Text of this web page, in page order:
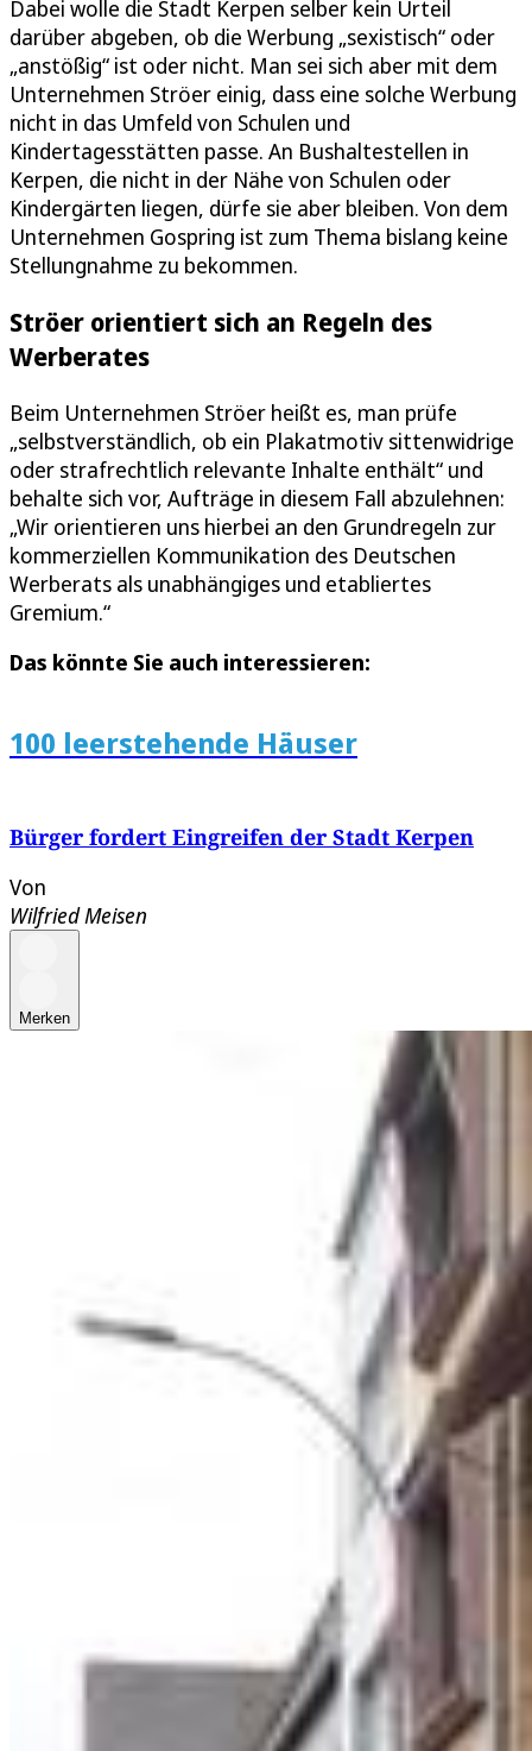
Dabei wolle die Stadt Kerpen selber kein Urteil
darüber abgeben, ob die Werbung „sexistisch“ oder
„anstößig“ ist oder nicht. Man sei sich aber mit dem
Unternehmen Ströer einig, dass eine solche Werbung
nicht in das Umfeld von Schulen und
Kindertagesstätten passe. An Bushaltestellen in
Kerpen, die nicht in der Nähe von Schulen oder
Kindergärten liegen, dürfe sie aber bleiben. Von dem
Unternehmen Gospring ist zum Thema bislang keine
Stellungnahme zu bekommen.
Ströer orientiert sich an Regeln des
Werberates
Beim Unternehmen Ströer heißt es, man prüfe
„selbstverständlich, ob ein Plakatmotiv sittenwidrige
oder strafrechtlich relevante Inhalte enthält“ und
behalte sich vor, Aufträge in diesem Fall abzulehnen:
„Wir orientieren uns hierbei an den Grundregeln zur
kommerziellen Kommunikation des Deutschen
Werberats als unabhängiges und etabliertes
Gremium.“
Das könnte Sie auch interessieren:
100 leerstehende Häuser
Bürger fordert Eingreifen der Stadt Kerpen
Von
Wilfried Meisen
Merken